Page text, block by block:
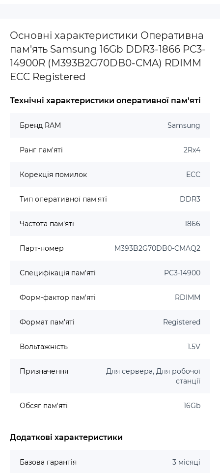
Основні характеристики Оперативна
пам'ять Samsung 16Gb DDR3-1866 PC3-
14900R (M393B2G70DB0-CMA) RDIMM
ECC Registered
Технічні характеристики оперативної пам'яті
Бренд RAM Samsung
Ранг пам'яті 2Rx4
Корекція помилок ECC
Тип оперативної пам'яті DDR3
Частота пам'яті 1866
Парт-номер M393B2G70DB0-CMAQ2
Специфікація пам'яті PC3-14900
Форм-фактор пам'яті RDIMM
Формат пам'яті Registered
Вольтажність 1.5V
Призначення
Для сервера, Для робочої
станції
Обсяг пам'яті 16Gb
Додаткові характеристики
Базова гарантія 3 місяці